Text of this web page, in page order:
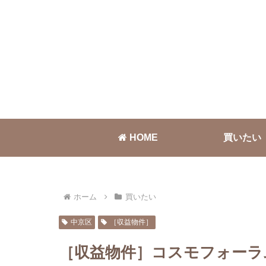
HOME 買いたい
ホーム 買いたい
中京区 ［収益物件］
［収益物件］コスモフォー